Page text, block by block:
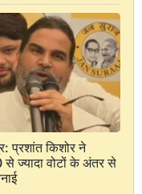
प्रशांत किशोर ने
ज्यादा वोटों के अंतर से